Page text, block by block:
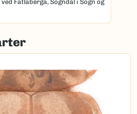
ved Fatlaberga, Sogndal i Sogn og